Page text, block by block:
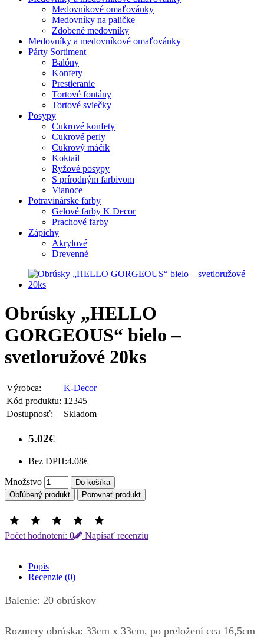
Medovníkové omaľovánky
Medovníky na paličke
Zdobené medovníky
Medovníky a medovníkové omaľovánky
Párty Sortiment
Balóny
Konfety
Prestieranie
Tortové fontány
Tortové sviečky
Posypy
Cukrové konfety
Cukrové perly
Cukrový máčik
Koktail
Ryžové posypy
S prírodným farbivom
Vianoce
Potravinárske farby
Gelové farby K Decor
Prachové farby
Zápichy
Akrylové
Drevenné
Obrúsky „HELLO
GORGEOUS“ bielo –
svetloružové 20ks
Výrobca:
K-Decor
Kód produktu: 12345
Dostupnosť:
Skladom
5.02€
Bez DPH:4.08€
Množstvo
Do košíka
Obľúbený produkt
Porovnať produkt
Počet hodnotení: 0 Napísať recenziu
Popis
Recenzie (0)
Balenie: 20 obrúskov
Rozmery obrúska: 33cm x 33cm, po preložení cca 16,5cm